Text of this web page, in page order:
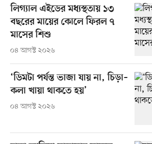
লিগ্যাল এইডের মধ্যস্থতায় ১৩
বছরের মায়ের কোলে ফিরল ৭
মাসের শিশু
০৪ আগস্ট ২০২৬
‘ডিমটা পর্যন্ত ভাজা যায় না, চিড়া–
কলা খায়া থাকতে হয়’
০৪ আগস্ট ২০২৬